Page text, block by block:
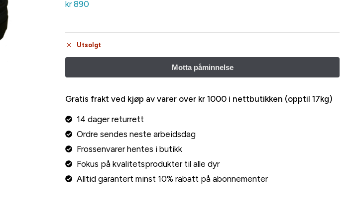
kr890
Utsolgt
Gratis frakt ved kjøp av varer over kr 1000 i nettbutikken (opptil 17kg)
14 dager returrett
Ordre sendes neste arbeidsdag
Frossenvarer hentes i butikk
Fokus på kvalitetsprodukter til alle dyr
Alltid garantert minst 10% rabatt på abonnementer